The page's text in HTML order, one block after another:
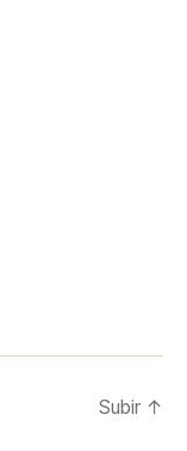
Subir ↑